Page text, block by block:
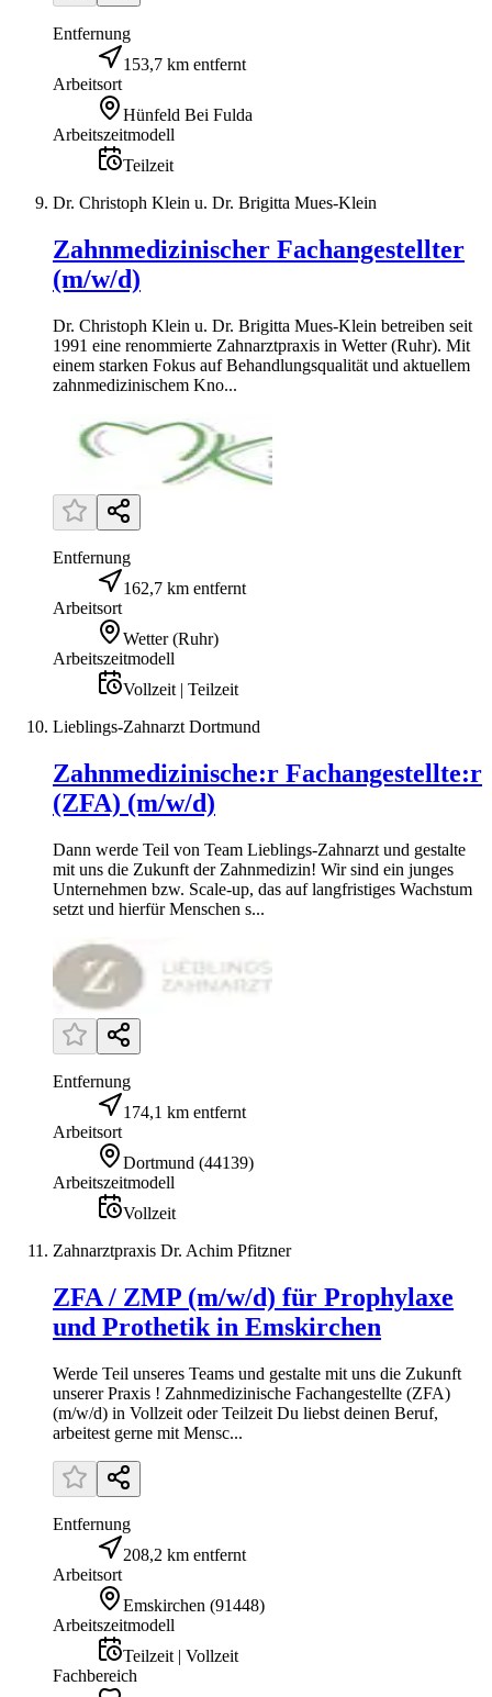
Entfernung
153,7 km entfernt
Arbeitsort
Hünfeld Bei Fulda
Arbeitszeitmodell
Teilzeit
Dr. Christoph Klein u. Dr. Brigitta Mues-Klein
Zahnmedizinischer Fachangestellter
(m/w/d)
Dr. Christoph Klein u. Dr. Brigitta Mues-Klein betreiben seit
1991 eine renommierte Zahnarztpraxis in Wetter (Ruhr). Mit
einem starken Fokus auf Behandlungsqualität und aktuellem
zahnmedizinischem Kno...
Entfernung
162,7 km entfernt
Arbeitsort
Wetter (Ruhr)
Arbeitszeitmodell
Vollzeit | Teilzeit
Lieblings-Zahnarzt Dortmund
Zahnmedizinische:r Fachangestellte:r
(ZFA) (m/w/d)
Dann werde Teil von Team Lieblings-Zahnarzt und gestalte
mit uns die Zukunft der Zahnmedizin! Wir sind ein junges
Unternehmen bzw. Scale-up, das auf langfristiges Wachstum
setzt und hierfür Menschen s...
Entfernung
174,1 km entfernt
Arbeitsort
Dortmund (44139)
Arbeitszeitmodell
Vollzeit
Zahnarztpraxis Dr. Achim Pfitzner
ZFA / ZMP (m/w/d) für Prophylaxe
und Prothetik in Emskirchen
Werde Teil unseres Teams und gestalte mit uns die Zukunft
unserer Praxis ! Zahnmedizinische Fachangestellte (ZFA)
(m/w/d) in Vollzeit oder Teilzeit Du liebst deinen Beruf,
arbeitest gerne mit Mensc...
Entfernung
208,2 km entfernt
Arbeitsort
Emskirchen (91448)
Arbeitszeitmodell
Teilzeit | Vollzeit
Fachbereich